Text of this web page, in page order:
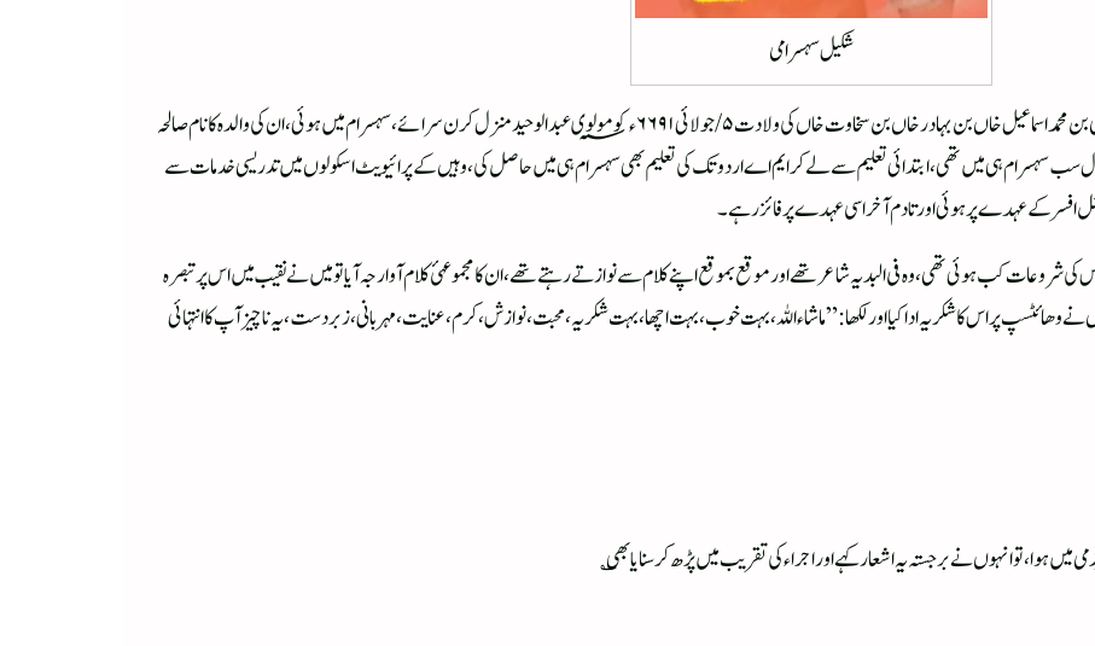
شکیل سہسرامی
محمد شکیل خاں بن ابو المناظر مولانا مولوی عبد الوحید خاں غازی شمسی بن محمد اسماعیل خاں بن بہادر خاں بن سخاوت خاں کی ولادت ۵/جولائی ۶۶۹۱ء؁ کو مولوی عبد الوحید منزل کرن سرائے، سہسرام میں ہوئی، ان کی والدہ کا نام صالحہ
سسرال سب سہسرام ہی میں تھی، ابتدائی تعلیم سے لے کر ایم اے اردو تک کی تعلیم بھی سہسرام ہی میں حاصل کی، وہیں کے پرائیویٹ اسکولوں میں تدریسی خدمات سے
کب ہوئی تھی، وہ فی البدیہ شاعر تھے اور موقع بموقع اپنے کلام سے نوازتے رہتے تھے، ان کا مجموعہئ کلام آوارجہ آیا تو میں نے نقیب میں اس پر تبصرہ
پر اس کا شکریہ ادا کیا اور لکھا: ”ماشاء اللہ، بہت خوب، بہت اچھا، بہت شکریہ، محبت، نوازش، کرم، عنایت، مہربانی، زبردست، یہ ناچیز آپ کا انتہائی
ہوا، تو انہوں نے برجستہ یہ اشعار کہے اور اجراء کی تقریب میں پڑھ کر سنایا بھی ؎